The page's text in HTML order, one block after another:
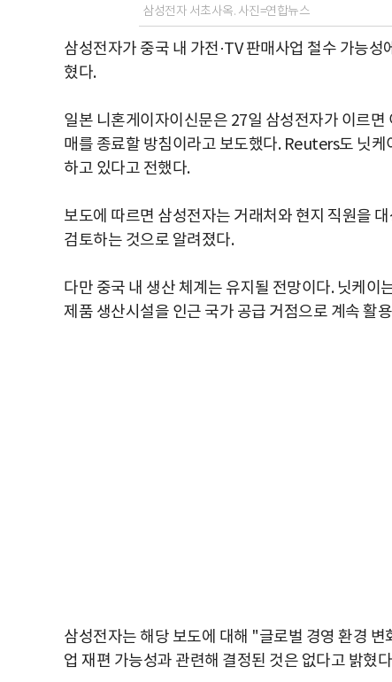
삼성전자 서초사옥. 사진=연합뉴스
삼성전자가 중국 내 가전·TV 판매사업 철수 가능
혔다.
일본 니혼게이자이신문은 27일 삼성전자가 이르면
매를 종료할 방침이라고 보도했다. Reuters도 닛
하고 있다고 전했다.
보도에 따르면 삼성전자는 거래처와 현지 직원을
검토하는 것으로 알려졌다.
다만 중국 내 생산 체계는 유지될 전망이다. 닛케
제품 생산시설을 인근 국가 공급 거점으로 계속 활
삼성전자는 해당 보도에 대해 "글로벌 경영 환경
업 재편 가능성과 관련해 결정된 것은 없다고 밝혔